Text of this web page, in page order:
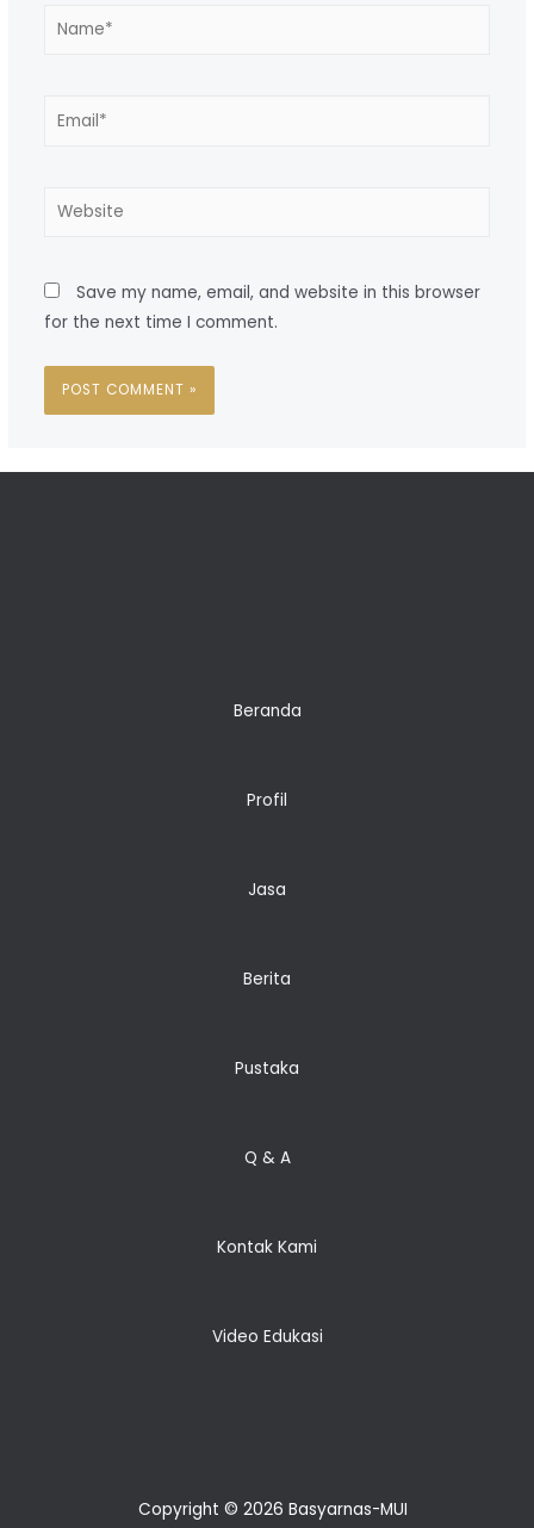
Save my name, email, and website in this browser
for the next time I comment.
Beranda
Profil
Jasa
Berita
Pustaka
Q & A
Kontak Kami
Video Edukasi
Copyright © 2026 Basyarnas-MUI